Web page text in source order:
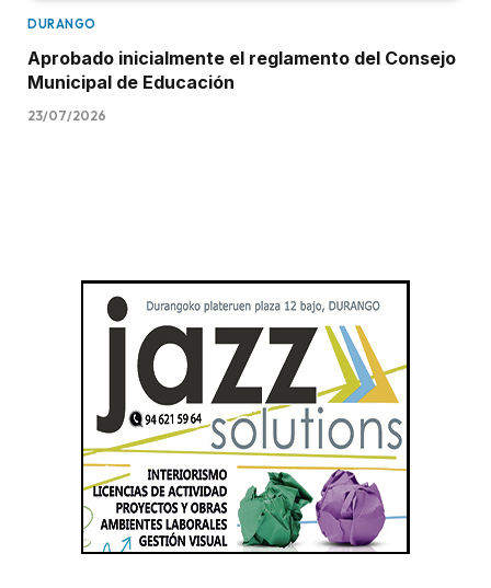
DURANGO
Aprobado inicialmente el reglamento del Consejo
Municipal de Educación
23/07/2026